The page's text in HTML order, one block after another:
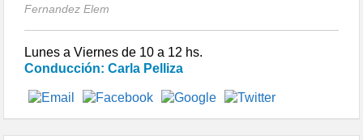
Fernandez Elem
Lunes a Viernes de 10 a 12 hs.
Conducción: Carla Pelliza